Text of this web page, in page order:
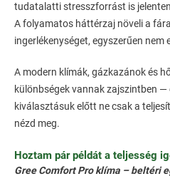
tudatalatti stresszforrást is
A folyamatos háttérzaj növeli a
ingerlékenységet, egyszerűen nem
A modern klímák, gázkazánok és
különbségek vannak zajszintben
kiválasztásuk előtt ne csak a
nézd meg.
Hoztam pár példát a teljesség
Gree Comfort Pro klíma – beltéri